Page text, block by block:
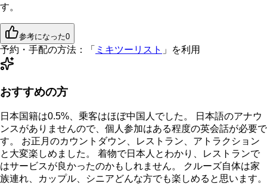
す。
参考になった0
予約・手配の方法： 「 ミキツーリスト 」を利用
おすすめの方
日本国籍は0.5%、乗客はほぼ中国人でした。 日本語のアナウ
ンスがありませんので、個人参加はある程度の英会話が必要で
す。 お正月のカウントダウン、レストラン、アトラクション
と大変楽しめました。 着物で日本人とわかり、レストランで
はサービスが良かったのかもしれません。 クルーズ自体は家
族連れ、カップル、シニアどんな方でも楽しめると思います。